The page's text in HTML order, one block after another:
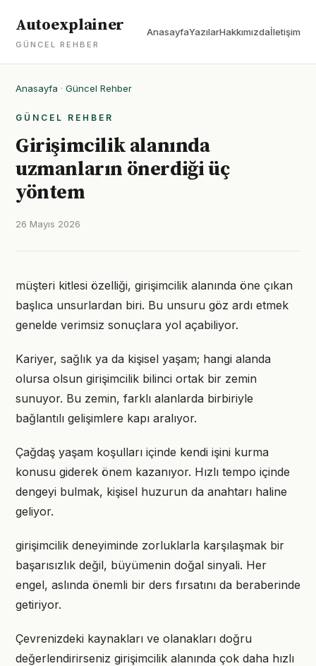
Autoexplainer
GÜNCEL REHBER
AnasayfaYazılarHakkımızdaİletişim
Anasayfa · Güncel Rehber
GÜNCEL REHBER
Girişimcilik alanında
uzmanların önerdiği üç
yöntem
26 Mayıs 2026
müşteri kitlesi özelliği, girişimcilik alanında öne çıkan
başlıca unsurlardan biri. Bu unsuru göz ardı etmek
genelde verimsiz sonuçlara yol açabiliyor.
Kariyer, sağlık ya da kişisel yaşam; hangi alanda
olursa olsun girişimcilik bilinci ortak bir zemin
sunuyor. Bu zemin, farklı alanlarda birbiriyle
bağlantılı gelişimlere kapı aralıyor.
Çağdaş yaşam koşulları içinde kendi işini kurma
konusu giderek önem kazanıyor. Hızlı tempo içinde
dengeyi bulmak, kişisel huzurun da anahtarı haline
geliyor.
girişimcilik deneyiminde zorluklarla karşılaşmak bir
başarısızlık değil, büyümenin doğal sinyali. Her
engel, aslında önemli bir ders fırsatını da beraberinde
getiriyor.
Çevrenizdeki kaynakları ve olanakları doğru
değerlendirirseniz girişimcilik alanında çok daha hızlı